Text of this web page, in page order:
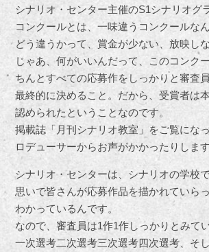
シナリオ・センター主催のS1シナリオグ
コンクールとは、一味違うコンクールなん
どう違うかって、賞金が少ない、放映し
じゃあ、何がいいんだって、このコンク
ちんとすべての応募作をしっかりと審査
最終的に決めること。だから、受賞者は
認められたということなのです。
掲載誌「月刊シナリオ教室」をご覧にな
ロデューサーからお声がかかったりします
シナリオ・センターは、シナリオの学校
思いで皆さんが応募作品を描かれていら
わかっているんです。
なので、審査員は1作1作しっかりとみて
一次選考二次選考三次選考四次選考、そ